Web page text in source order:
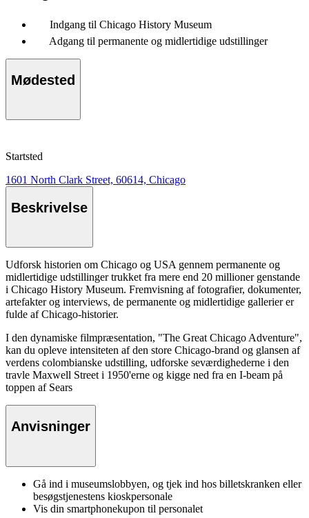
Indgang til Chicago History Museum
Adgang til permanente og midlertidige udstillinger
Mødested
Startsted
1601 North Clark Street, 60614, Chicago
Beskrivelse
Udforsk historien om Chicago og USA gennem permanente og
midlertidige udstillinger trukket fra mere end 20 millioner genstande
i Chicago History Museum. Fremvisning af fotografier, dokumenter,
artefakter og interviews, de permanente og midlertidige gallerier er
fulde af Chicago-historier.
I den dynamiske filmpræsentation, "The Great Chicago Adventure",
kan du opleve intensiteten af den store Chicago-brand og glansen af
verdens colombianske udstilling, udforske seværdighederne i den
travle Maxwell Street i 1950'erne og kigge ned fra en I-beam på
toppen af Sears
Anvisninger
Gå ind i museumslobbyen, og tjek ind hos billetskranken eller
besøgstjenestens kioskpersonale
Vis din smartphonekupon til personalet